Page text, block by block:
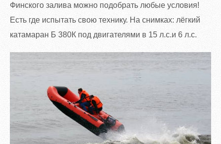
Финского залива можно подобрать любые условия!
Есть где испытать свою технику. На снимках: лёгкий
катамаран Б 380К под двигателями в 15 л.с.и 6 л.с.